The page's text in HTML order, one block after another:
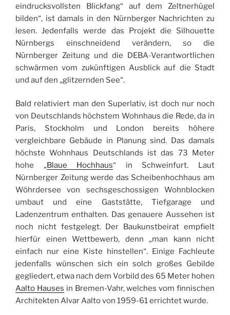
eindrucksvollsten Blickfang“ auf dem Zeltnerhügel
bilden“, ist damals in den Nürnberger Nachrichten zu
lesen. Jedenfalls werde das Projekt die Silhouette
Nürnbergs einschneidend verändern, so die
Nürnberger Zeitung und die DEBA-Verantwortlichen
schwärmen vom zukünftigen Ausblick auf die Stadt
und auf den „glitzernden See“.
Bald relativiert man den Superlativ, ist doch nur noch
von Deutschlands höchstem Wohnhaus die Rede, da in
Paris, Stockholm und London bereits höhere
vergleichbare Gebäude in Planung sind. Das damals
höchste Wohnhaus Deutschlands ist das 73 Meter
hohe „Blaue Hochhaus“ in Schweinfurt. Laut
Nürnberger Zeitung werde das Scheibenhochhaus am
Wöhrdersee von sechsgeschossigen Wohnblocken
umbaut und eine Gaststätte, Tiefgarage und
Ladenzentrum enthalten. Das genauere Aussehen ist
noch nicht festgelegt. Der Baukunstbeirat empfielt
hierfür einen Wettbewerb, denn „man kann nicht
einfach nur eine Kiste hinstellen“. Einige Fachleute
jedenfalls wünschen sich ein solch großes Gebilde
gegliedert, etwa nach dem Vorbild des 65 Meter hohen
Aalto Hauses in Bremen-Vahr, welches vom finnischen
Architekten Alvar Aalto von 1959-61 errichtet wurde.